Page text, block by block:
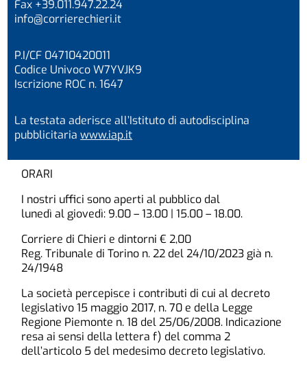
Fax +39.011.947.22.24
info@corrierechieri.it
P.I/CF 04710420011
Codice Univoco W7YVJK9
Iscrizione ROC n. 1647
La testata aderisce all’Istituto di autodisciplina
pubblicitariawww.iap.it
ORARI
I nostri uffici sono aperti al pubblico dal
lunedì al giovedì: 9.00 – 13.00 | 15.00 – 18.00.
Corriere di Chieri e dintorni € 2,00
Reg. Tribunale di Torino n. 22 del 24/10/2023 già n.
24/1948
La società percepisce i contributi di cui al decreto
legislativo 15 maggio 2017, n. 70 e della Legge
Regione Piemonte n. 18 del 25/06/2008. Indicazione
resa ai sensi della lettera f) del comma 2
dell’articolo 5 del medesimo decreto legislativo.